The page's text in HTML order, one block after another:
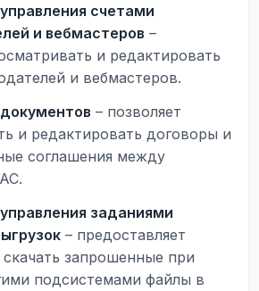
счетами
и вебмастеров –
и редактировать
и вебмастеров.
– позволяет
и редактировать договоры и
соглашения между
заданиями
– предоставляет
запрошенные при
подсистемами файлы в